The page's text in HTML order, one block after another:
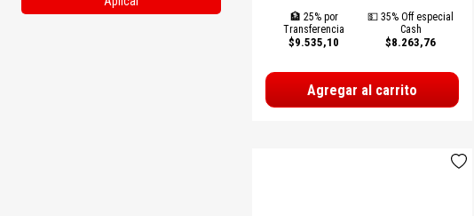
🏦 25% por
Transferencia
$9.535,10
💵 35% Off especial
Cash
$8.263,76
Agregar al carrito